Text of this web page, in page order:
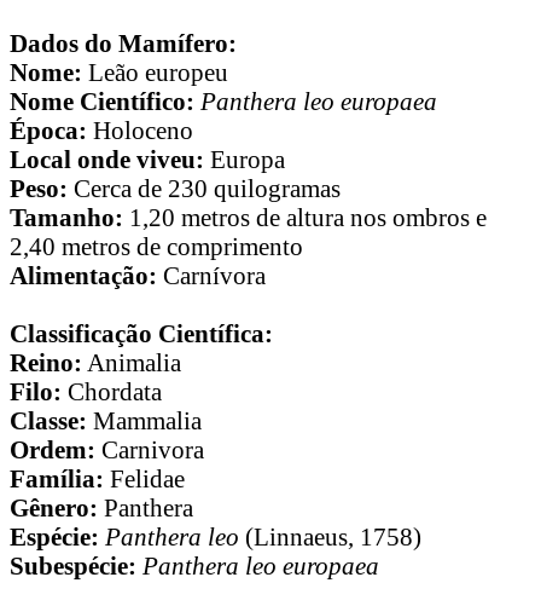
Dados do Mamífero:
Nome: Leão europeu
Nome Científico: Panthera leo europaea
Época: Holoceno
Local onde viveu: Europa
Peso: Cerca de 230 quilogramas
Tamanho: 1,20 metros de altura nos ombros e
2,40 metros de comprimento
Alimentação: Carnívora
Classificação Científica:
Reino: Animalia
Filo: Chordata
Classe: Mammalia
Ordem: Carnivora
Família: Felidae
Gênero: Panthera
Espécie: Panthera leo (Linnaeus, 1758)
Subespécie: Panthera leo europaea